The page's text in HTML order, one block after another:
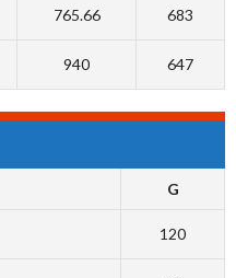
765.66 683
940 647
G
120